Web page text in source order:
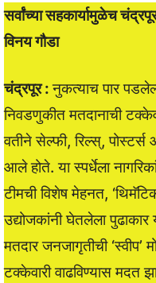
सर्वांच्या सहकार्यामुळेच
विनय गौडा
चंद्रपूर :नुकत्याच पार
निवडणुकीत मतदानाची
वतीने सेल्फी, रिल्स्,
आले होते. या स्पर्धेला
टीमची विशेष मेहनत,
उद्योजकांनी घेतलेला पुढाकार
मतदार जनजागृतीची ‘स्वीप’
टक्केवारी वाढविण्यास मदत